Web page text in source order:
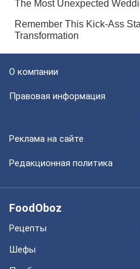
О компании
Правовая информация
Реклама на сайте
Редакционная политика
FoodOboz
Рецепты
Шефы